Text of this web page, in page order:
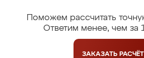
Поможем рассчитать
Ответим менее, чем за
ЗАКАЗАТЬ РАСЧЁТ